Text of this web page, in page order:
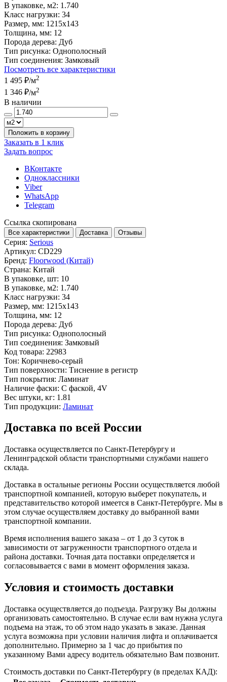
В упаковке, м2: 1.740
Класс нагрузки: 34
Размер, мм: 1215x143
Толщина, мм: 12
Порода дерева: Дуб
Тип рисунка: Однополосный
Тип соединения: Замковый
Посмотреть все характеристики
1 495 ₽/м2
1 346 ₽/м2
В наличии
Положить в корзину
Заказать в 1 клик
Задать вопрос
ВКонтакте
Одноклассники
Viber
WhatsApp
Telegram
Ссылка скопирована
Все характеристики Доставка Отзывы
Серия: Serious
Артикул: CD229
Бренд: Floorwood (Китай)
Страна: Китай
В упаковке, шт: 10
В упаковке, м2: 1.740
Класс нагрузки: 34
Размер, мм: 1215x143
Толщина, мм: 12
Порода дерева: Дуб
Тип рисунка: Однополосный
Тип соединения: Замковый
Код товара: 22983
Тон: Коричнево-серый
Тип поверхности: Тиснение в регистр
Тип покрытия: Ламинат
Наличие фаски: С фаской, 4V
Вес штуки, кг: 1.81
Тип продукции: Ламинат
Доставка по всей России
Доставка осуществляется по Санкт-Петербургу и
Ленинградской области транспортными службами нашего
склада.
Доставка в остальные регионы России осуществляется любой
транспортной компанией, которую выберет покупатель, и
представительство которой имеется в Санкт-Петербурге. Мы в
этом случае осуществляем доставку до выбранной вами
транспортной компании.
Время исполнения вашего заказа – от 1 до 3 суток в
зависимости от загруженности транспортного отдела и
района доставки. Точная дата поставки определяется и
согласовывается с вами в момент оформления заказа.
Условия и стоимость доставки
Доставка осуществляется до подъезда. Разгрузку Вы должны
организовать самостоятельно. В случае если вам нужна услуга
подъема на этаж, то об этом надо указать в заказе. Данная
услуга возможна при условии наличия лифта и оплачивается
дополнительно. Примерно за 1 час до прибытия по
указанному Вами адресу водитель обязательно Вам позвонит.
Стоимость доставки по Санкт-Петербургу (в пределах КАД):